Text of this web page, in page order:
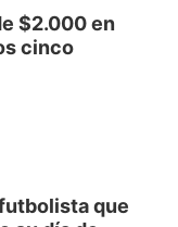
$2.000 en
cinco
que